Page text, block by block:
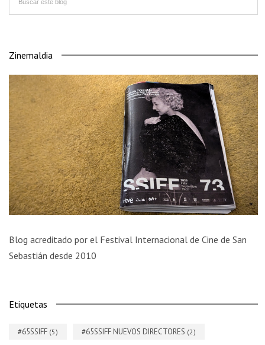
Zinemaldia
Blog acreditado por el Festival Internacional de Cine de San
Sebastián desde 2010
Etiquetas
#65SSIFF (5) #65SSIFF NUEVOS DIRECTORES (2)